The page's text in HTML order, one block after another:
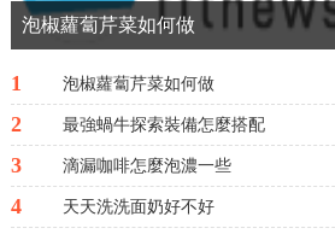
泡椒蘿蔔芹菜如何做
1 泡椒蘿蔔芹菜如何做
2 最強蝸牛探索裝備怎麼搭配
3 滴漏咖啡怎麼泡濃一些
4 天天洗洗面奶好不好